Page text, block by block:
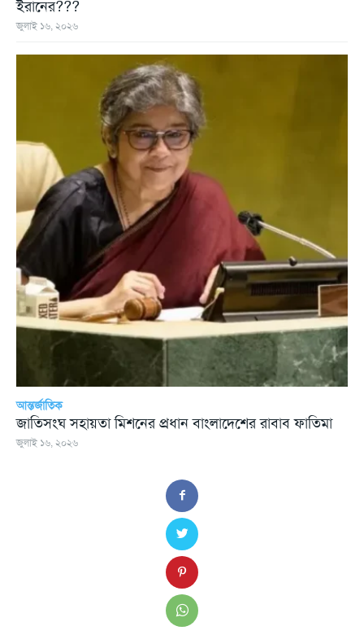
ইরানের???
জুলাই ১৬, ২০২৬
আন্তর্জাতিক
জাতিসংঘ সহায়তা মিশনের প্রধান বাংলাদেশের রাবাব ফাতিমা
জুলাই ১৬, ২০২৬